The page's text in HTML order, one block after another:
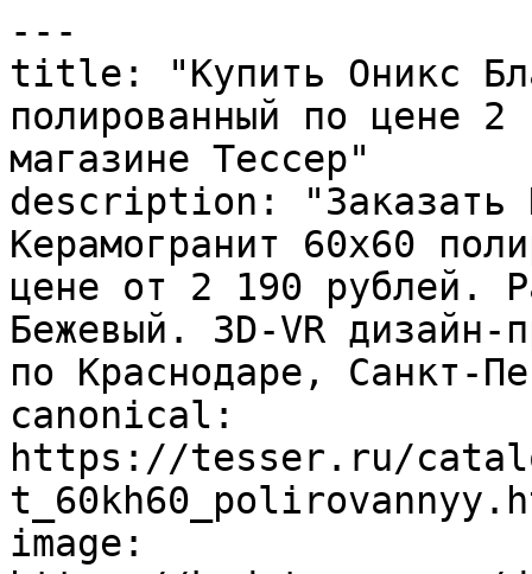
---
title: "Купить Оникс
полированный по цене
магазине Тессер"
description: "Заказать
Керамогранит 60х60
цене от 2 190 рублей.
Бежевый. 3D-VR дизайн-
по Краснодаре, Санкт-
canonical:
https://tesser.ru/
image: